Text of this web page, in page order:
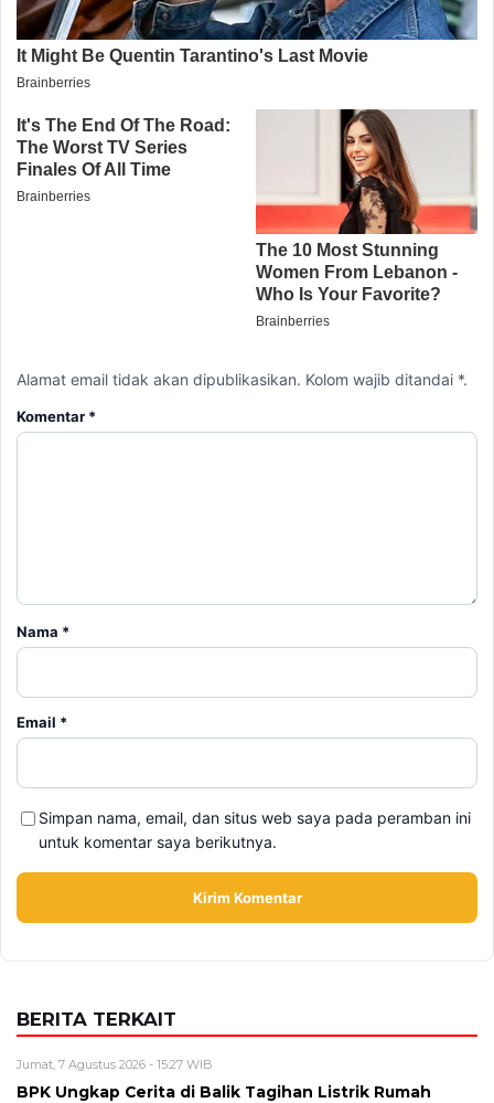
Alamat email tidak akan dipublikasikan. Kolom wajib ditandai *.
Komentar *
Nama *
Email *
Simpan nama, email, dan situs web saya pada peramban ini
untuk komentar saya berikutnya.
BERITA TERKAIT
Jumat, 7 Agustus 2026 - 15:27 WIB
BPK Ungkap Cerita di Balik Tagihan Listrik Rumah